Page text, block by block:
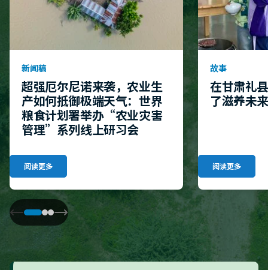
新闻稿
超强厄尔尼诺来袭，农业生
产如何抵御极端天气：世界
粮食计划署举办“农业灾害
管理”系列线上研习会
阅读更多
故事
在甘肃礼
了滋养未
阅读更多